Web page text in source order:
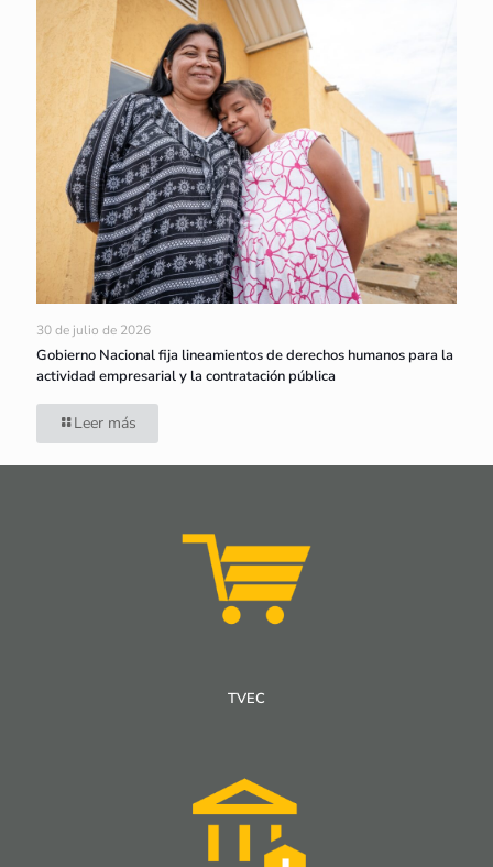
30 de julio de 2026
Gobierno Nacional fija lineamientos de derechos humanos para la
actividad empresarial y la contratación pública
Leer más
TVEC